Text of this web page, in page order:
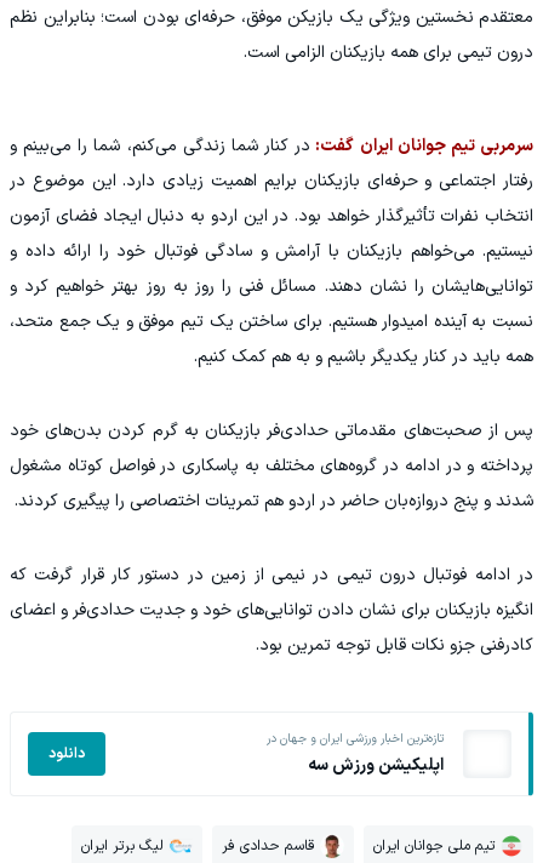
معتقدم نخستین ویژگی یک بازیکن موفق، حرفه‌ای بودن است؛ بنابراین نظم
درون تیمی برای همه بازیکنان الزامی است.
سرمربی تیم جوانان ایران گفت: در کنار شما زندگی می‌کنم، شما را می‌بینم و
رفتار اجتماعی و حرفه‌ای بازیکنان برایم اهمیت زیادی دارد. این موضوع در
انتخاب نفرات تأثیرگذار خواهد بود. در این اردو به دنبال ایجاد فضای آزمون
نیستیم. می‌خواهم بازیکنان با آرامش و سادگی فوتبال خود را ارائه داده و
توانایی‌هایشان را نشان دهند. مسائل فنی را روز به روز بهتر خواهیم کرد و
نسبت به آینده امیدوار هستیم. برای ساختن یک تیم موفق و یک جمع متحد،
همه باید در کنار یکدیگر باشیم و به هم کمک کنیم.
پس از صحبت‌های مقدماتی حدادی‌فر بازیکنان به گرم کردن بدن‌های خود
پرداخته و در ادامه در گروه‌های مختلف به پاسکاری در فواصل کوتاه مشغول
شدند و پنج دروازه‌بان‌ حاضر در اردو هم تمرینات اختصاصی را پیگیری کردند.
در ادامه فوتبال درون تیمی در نیمی از زمین در دستور کار قرار گرفت که
انگیزه بازیکنان برای نشان دادن توانایی‌های خود و جدیت حدادی‌فر و اعضای
کادرفنی جزو نکات قابل توجه تمرین بود.
تازه‌ترین اخبار ورزشی ایران و جهان در
اپلیکیشن ورزش سه دانلود
تیم ملی جوانان ایران قاسم حدادی فر لیگ برتر ایران